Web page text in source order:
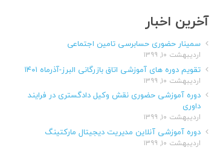
آخرین اخبار
سمینار حضوری حسابرسی تامین اجتماعی
اردیبهشت ۱۰, ۱۳۹۹
تقویم دوره های آموزشی اتاق بازرگانی البرز-آذرماه ۱۴۰۱
اردیبهشت ۱۰, ۱۳۹۹
دوره آموزشی حضوری نقش وکیل دادگستری در فرایند
داوری
اردیبهشت ۱۰, ۱۳۹۹
دوره آموزشی آنلاین مدیریت دیجیتال مارکتینگ
اردیبهشت ۱۰, ۱۳۹۹